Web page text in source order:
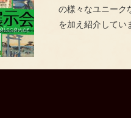
の様々なユニーク
を加え紹介してい